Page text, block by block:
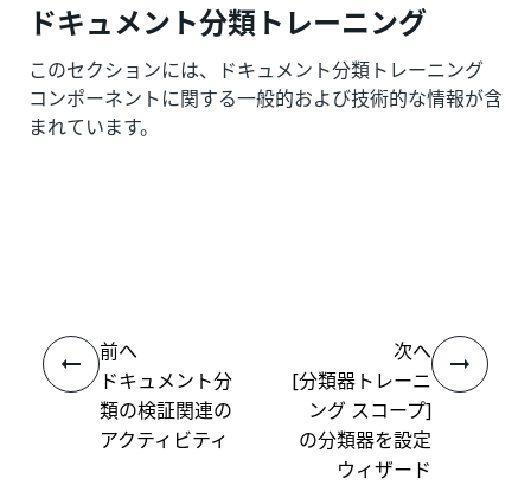
ドキュメント分類トレーニング
このセクションには、ドキュメント分類トレーニング
コンポーネントに関する一般的および技術的な情報が含
まれています。
前へ
ドキュメント分
類の検証関連の
アクティビティ
次へ
[分類器トレーニ
ング スコープ]
の分類器を設定
ウィザード